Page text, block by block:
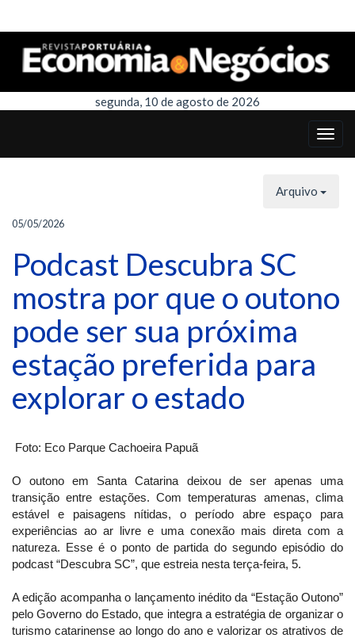
segunda, 10 de agosto de 2026
Arquivo
05/05/2026
Podcast Descubra SC
mostra por que o outono
pode ser sua próxima
estação preferida para
explorar o estado
Foto: Eco Parque Cachoeira Papuã
O outono em Santa Catarina deixou de ser apenas uma
transição entre estações. Com temperaturas amenas, clima
estável e paisagens nítidas, o período abre espaço para
experiências ao ar livre e uma conexão mais direta com a
natureza. Esse é o ponto de partida do segundo episódio do
podcast “Descubra SC”, que estreia nesta terça-feira, 5.
A edição acompanha o lançamento inédito da “Estação Outono”
pelo Governo do Estado, que integra a estratégia de organizar o
turismo catarinense ao longo do ano e valorizar os atrativos de